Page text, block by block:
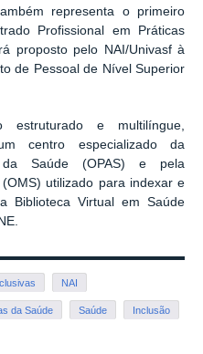
representa o primeiro
Profissional em Práticas
proposto pelo NAI/Univasf à
de Pessoal de Nível Superior
e multilíngue,
centro especializado da
da Saúde (OPAS) e pela
utilizado para indexar e
Biblioteca Virtual em Saúde
NAI
da Saúde Saúde Inclusão